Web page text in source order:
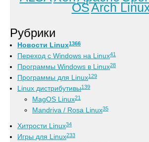
OSArch
Рубрики
Новости Linux1366
Переход с Windows на Linux41
Программы Windows в Linux28
Программы для Linux129
Linux дистрибутивы139
MagOS Linux21
Mandriva / Rosa Linux35
Хитрости Linux34
Игры для Linux233